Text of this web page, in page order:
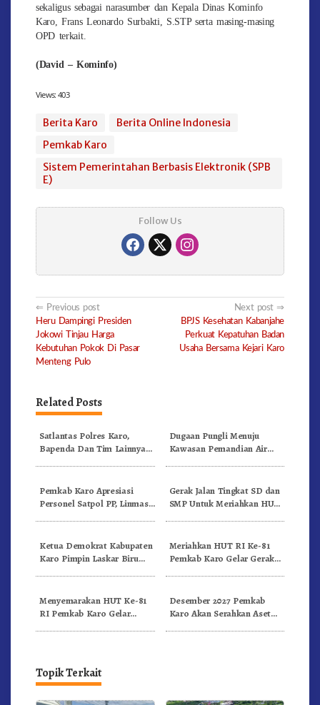
sekaligus sebagai narasumber dan Kepala Dinas Kominfo
Karo, Frans Leonardo Surbakti, S.STP serta masing-masing
OPD terkait.
(David – Kominfo)
Views: 403
Berita Karo
Berita Online Indonesia
Pemkab Karo
Sistem Pemerintahan Berbasis Elektronik (SPB
E)
Follow Us
Post
navigation
Previous post
Heru Dampingi Presiden
Jokowi Tinjau Harga
Kebutuhan Pokok Di Pasar
Menteng Pulo
Next post
BPJS Kesehatan Kabanjahe
Perkuat Kepatuhan Badan
Usaha Bersama Kejari Karo
Related Posts
Satlantas Polres Karo,
Bapenda Dan Tim Lainnya
Dugaan Pungli Menuju
Kawasan Pemandian Air
Pemkab Karo Apresiasi
Personel Satpol PP, Linmas,
Gerak Jalan Tingkat SD dan
SMP Untuk Meriahkan HUT
Ketua Demokrat Kabupaten
Karo Pimpin Laskar Biru
Meriahkan HUT RI Ke-81
Pemkab Karo Gelar Gerak
Menyemarakan HUT Ke-81
RI Pemkab Karo Gelar
Desember 2027 Pemkab
Karo Akan Serahkan Aset
Topik Terkait